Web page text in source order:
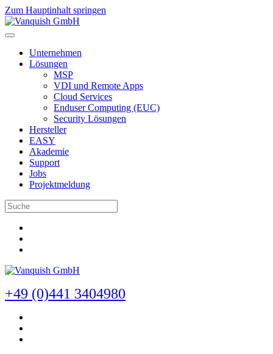
Zum Hauptinhalt springen
Unternehmen
Lösungen
MSP
VDI und Remote Apps
Cloud Services
Enduser Computing (EUC)
Security Lösungen
Hersteller
EASY
Akademie
Support
Jobs
Projektmeldung
+49 (0)441 3404980